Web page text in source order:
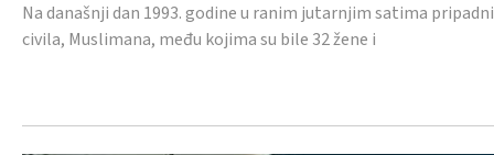
Na današnji dan 1993. godine u ranim jutarnjim satima
civila, Muslimana, među kojima su bile 32 žene i